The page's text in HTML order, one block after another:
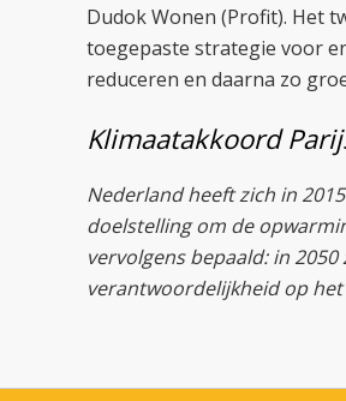
Dudok Wonen (Profit). Het
toegepaste strategie voor
reduceren en daarna zo
Klimaatakkoord
Nederland heeft zich in
doelstelling om de
vervolgens bepaald: in
verantwoordelijkheid op